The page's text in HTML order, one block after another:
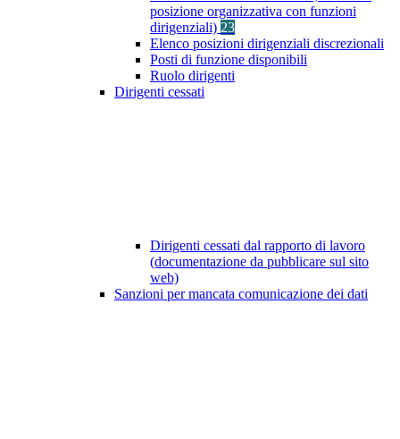
posizione organizzativa con funzioni
dirigenziali) 23
Elenco posizioni dirigenziali discrezionali
Posti di funzione disponibili
Ruolo dirigenti
Dirigenti cessati
Dirigenti cessati dal rapporto di lavoro
(documentazione da pubblicare sul sito
web)
Sanzioni per mancata comunicazione dei dati